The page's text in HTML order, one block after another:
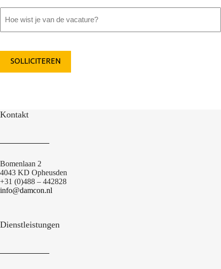
wist
Kontakt
Bomenlaan 2
4043 KD Opheusden
+31 (0)488 – 442828
info@damcon.nl
Dienstleistungen